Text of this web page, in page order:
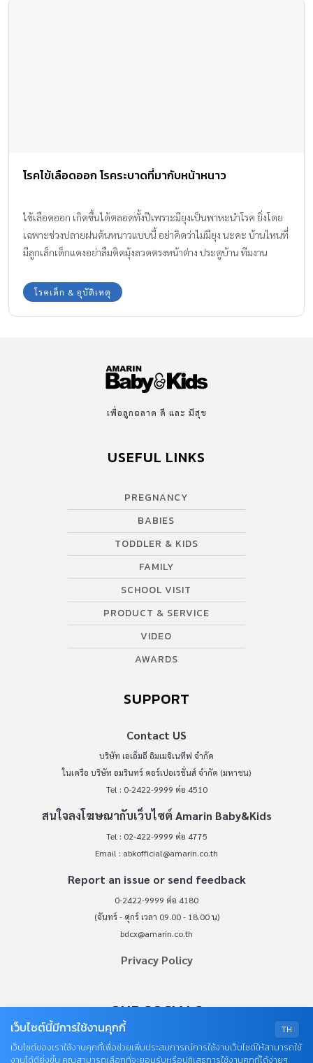
โรคไข้เลือดออก โรคระบาดที่มากับหน้าหนาว
ไข้เลือดออก เกิดขึ้นได้ตลอดทั้งปีเพราะมียุงเป็นพาหะนำโรค ยิ่งโดย
เฉพาะช่วงปลายฝนต้นหนาวแบบนี้ อย่าคิดว่าไม่มียุง นะคะ บ้านไหนที่
มีลูกเล็กเด็กแดงอย่าลืมติดมุ้งลวดตรงหน้าต่าง ประตูบ้าน ทีมงาน
หนาวนี้มาเตือนให้เฝ้าระวังกันค่ะ
โรคเด็ก & อุบัติเหตุ
เพื่อลูกฉลาด ดี และ มีสุข
USEFUL LINKS
PREGNANCY
BABIES
TODDLER & KIDS
FAMILY
SCHOOL VISIT
PRODUCT & SERVICE
VIDEO
AWARDS
SUPPORT
Contact US
บริษัท เอเอ็มอี อิมเมจิเนทีฟ จำกัด
ในเครือ บริษัท อมรินทร์ คอร์เปอเรชั่นส์ จำกัด (มหาชน)
Tel : 0-2422-9999 ต่อ 4510
สนใจลงโฆษณากับเว็บไซต์ Amarin Baby&Kids
Tel : 02-422-9999 ต่อ 4775
Email : abkofficial@amarin.co.th
Report an issue or send feedback
0-2422-9999 ต่อ 4180
(จันทร์ - ศุกร์ เวลา 09.00 - 18.00 น)
bdcx@amarin.co.th
Privacy Policy
OUR SOCIALS
TH
เว็บไซต์นี้มีการใช้งานคุกกี้
เว็บไซต์ของเราใช้งานคุกกี้เพื่อช่วยเพิ่มประสบการณ์การใช้งานเว็บไซต์ให้สามารถใช้
งานได้ดียิ่งขึ้น คุณสามารถเลือกที่จะยอมรับหรือปฏิเสธการใช้งานคุกกี้ได้ง่ายๆ